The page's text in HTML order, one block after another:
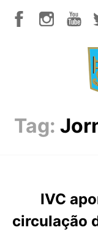
Tag:
IVC
circulação